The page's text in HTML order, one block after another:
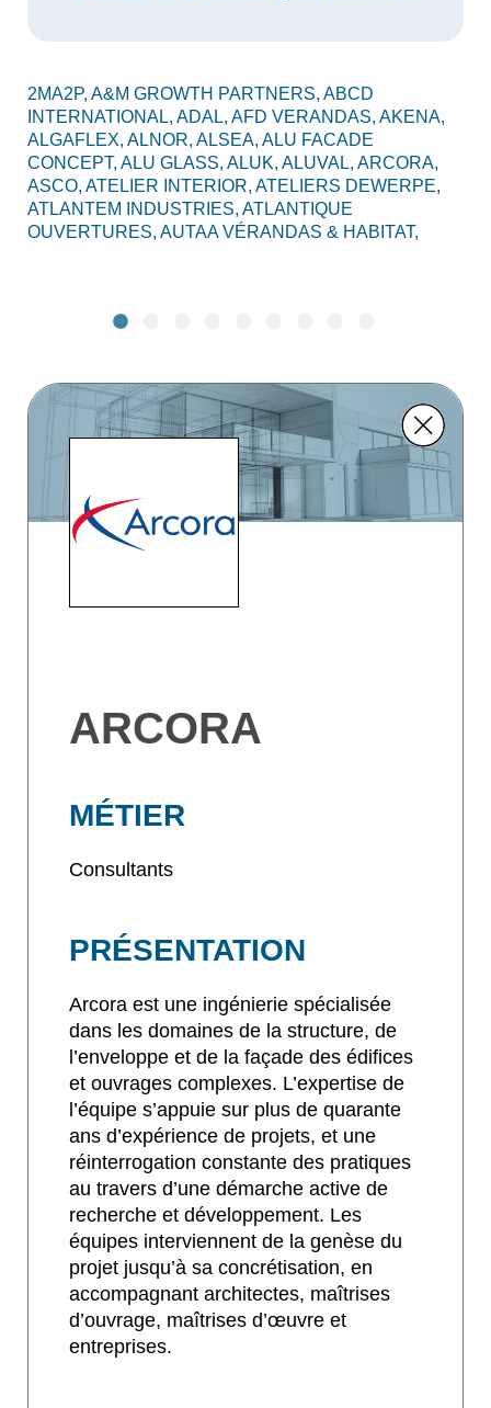
2MA2P, A&M GROWTH PARTNERS, ABCD
INTERNATIONAL, ADAL, AFD VERANDAS, AKENA,
ALGAFLEX, ALNOR, ALSEA, ALU FACADE
CONCEPT, ALU GLASS, ALUK, ALUVAL, ARCORA,
ASCO, ATELIER INTERIOR, ATELIERS DEWERPE,
ATLANTEM INDUSTRIES, ATLANTIQUE
OUVERTURES, AUTAA VÉRANDAS & HABITAT,
ARCORA
MÉTIER
Consultants
PRÉSENTATION
Arcora est une ingénierie spécialisée
dans les domaines de la structure, de
l’enveloppe et de la façade des édifices
et ouvrages complexes. L’expertise de
l’équipe s’appuie sur plus de quarante
ans d’expérience de projets, et une
réinterrogation constante des pratiques
au travers d’une démarche active de
recherche et développement. Les
équipes interviennent de la genèse du
projet jusqu’à sa concrétisation, en
accompagnant architectes, maîtrises
d’ouvrage, maîtrises d’œuvre et
entreprises.